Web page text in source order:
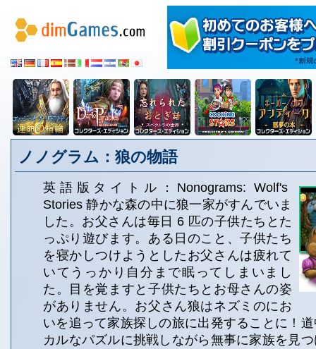
ノノグラム：狼の物語
英語版タイトル：Nonograms: Wolf's
Stories 静かな森の中に狼一家がすんでいま
した。お父さんは毎日 6 匹の子供たちとた
っぷり遊びます。ある日のこと、子供たち
を寝かしつけようとしたお父さんは疲れて
いてうっかり自分まで眠ってしまいまし
た。目を覚ますと子供たちとお母さんの姿
がありません。お父さん狼はネズミのにお
いを追って家族探しの旅に出発することに！
カルなパズルに挑戦しながら無事に家族を見